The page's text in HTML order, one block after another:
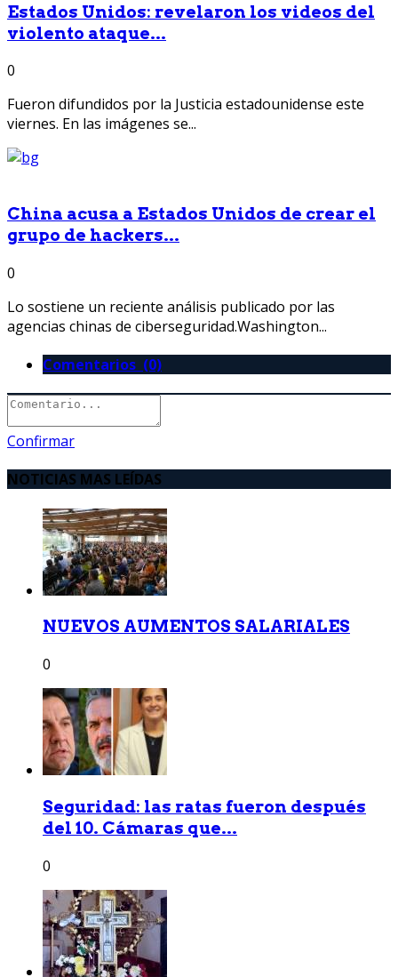
Estados Unidos: revelaron los videos del
violento ataque...
0
Fueron difundidos por la Justicia estadounidense este
viernes. En las imágenes se...
China acusa a Estados Unidos de crear el
grupo de hackers...
0
Lo sostiene un reciente análisis publicado por las
agencias chinas de ciberseguridad.Washington...
Comentarios (0)
Confirmar
NOTICIAS MAS LEÍDAS
NUEVOS AUMENTOS SALARIALES
0
Seguridad: las ratas fueron después
del 10. Cámaras que...
0